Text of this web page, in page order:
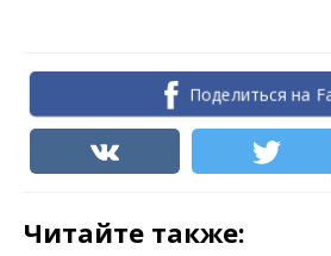
Поделиться на
Читайте также: